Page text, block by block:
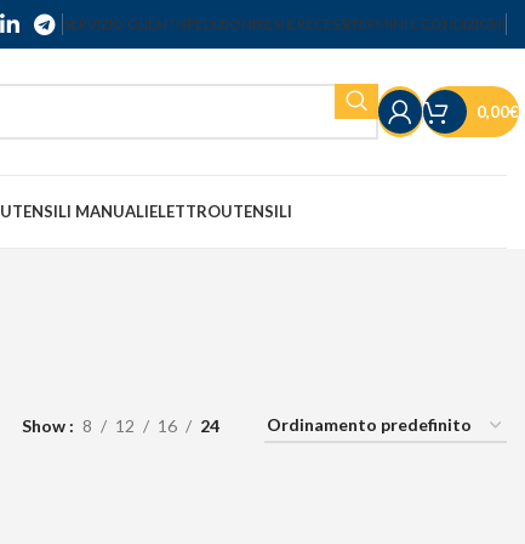
SERVIZIO CLIENTISPEDIZIONIRESI E RECESSITERMINI E CONDIZIONI
0,00€
UTENSILI MANUALIELETTROUTENSILI
Show 8 12 16 24